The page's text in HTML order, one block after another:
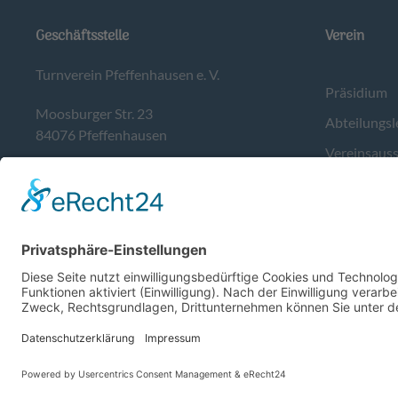
Geschäftsstelle
Turnverein Pfeffenhausen e. V.
Moosburger Str. 23
84076 Pfeffenhausen
info@tvpfeffenhausen.de
Donnerstag von 17-19 Uhr.
Verein
Präsidium